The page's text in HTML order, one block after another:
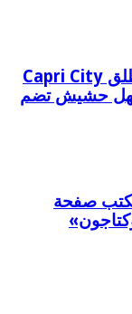
مجموعة بيك الباتروس للفنادق تطلق Capri City
سهل حشيش تضم
صفحة